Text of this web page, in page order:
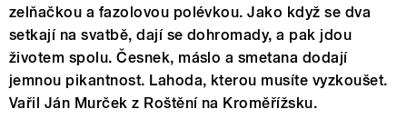
zelňačkou a fazolovou polévkou. Jako když se dva
setkají na svatbě, dají se dohromady, a pak jdou
životem spolu. Česnek, máslo a smetana dodají
jemnou pikantnost. Lahoda, kterou musíte vyzkoušet.
Vařil Ján Murček z Roštění na Kroměřížsku.